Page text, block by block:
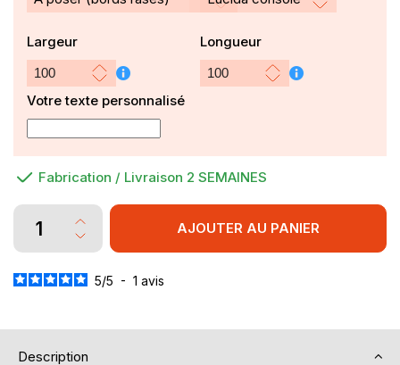
Largeur Longueur
Votre texte personnalisé
Fabrication / Livraison 2 SEMAINES
AJOUTER AU PANIER
5/5 - 1 avis
Description